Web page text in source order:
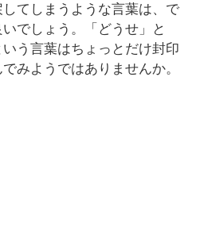
てしまうような言葉は、で
でしょう。「どうせ」と
う言葉はちょっとだけ封印
みようではありませんか。